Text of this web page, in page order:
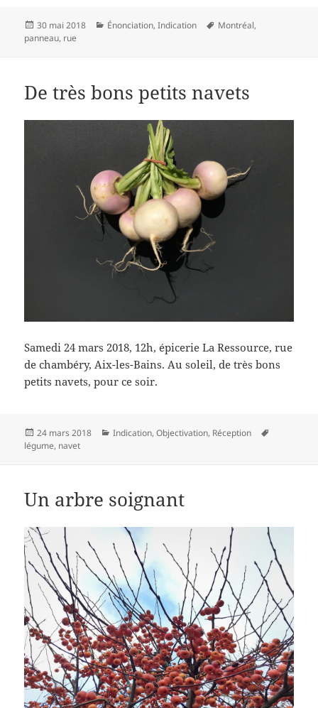
Publié
le
30 mai 2018 Catégories
Énonciation,Indication
Mots-
Montréal,
panneau, rue
De très bons petits navets
Samedi 24 mars 2018, 12h, épicerie La Ressource, rue
de chambéry, Aix-les-Bains. Au soleil, de très bons
petits navets, pour ce soir.
Publié
le
24 mars 2018 Catégories
Indication,Objectivation, Réception
légume, navet
Un arbre soignant